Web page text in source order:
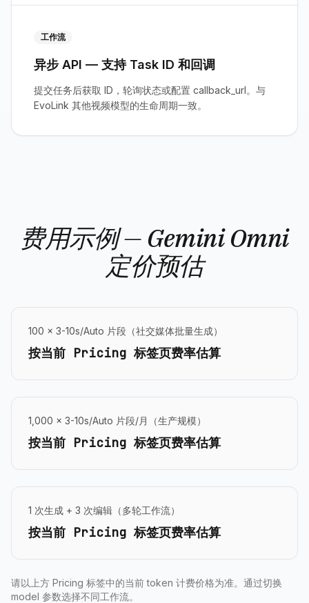
工作流
异步 API — 支持 Task ID 和回调
提交任务后获取 ID，轮询状态或配置 callback_url。与
EvoLink 其他视频模型的生命周期一致。
费用示例 — Gemini Omni
定价预估
100 × 3-10s/Auto 片段（社交媒体批量生成）
按当前 Pricing 标签页费率估算
1,000 × 3-10s/Auto 片段/月（生产规模）
按当前 Pricing 标签页费率估算
1 次生成 + 3 次编辑（多轮工作流）
按当前 Pricing 标签页费率估算
请以上方 Pricing 标签中的当前 token 计费价格为准。通过切换
model 参数选择不同工作流。